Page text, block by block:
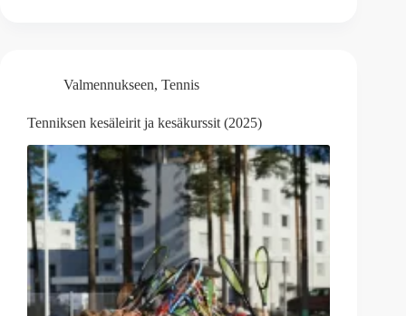
Valmennukseen, Tennis
Tenniksen kesäleirit ja kesäkurssit (2025)